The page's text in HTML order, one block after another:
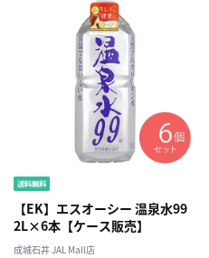
【EK】エスオーシー 温泉水99
2L×6本【ケース販売】
成城石井 JAL Mall店